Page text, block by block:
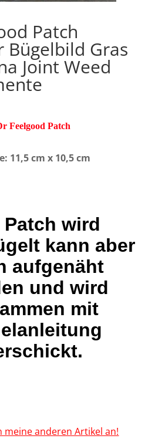
Patch
Bügelbild Gras
Joint Weed
Feelgood Patch
11,5 cm x 10,5 cm
Patch wird
kann aber
aufgenäht
und wird
mit
meine anderen Artikel an!